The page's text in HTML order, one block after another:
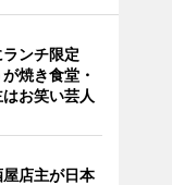
ンチ限定
が焼き食堂・
お笑い芸人
店主が日本